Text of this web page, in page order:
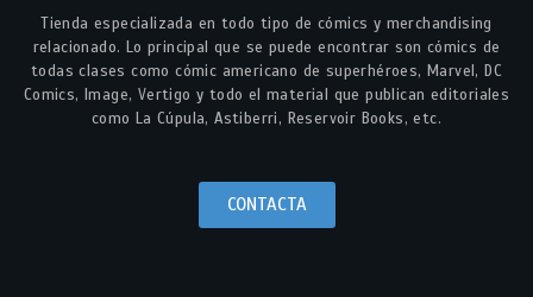
Tienda especializada en todo tipo de cómics y merchandising
relacionado. Lo principal que se puede encontrar son cómics de
todas clases como cómic americano de superhéroes, Marvel, DC
Comics, Image, Vertigo y todo el material que publican editoriales
como La Cúpula, Astiberri, Reservoir Books, etc.
CONTACTA